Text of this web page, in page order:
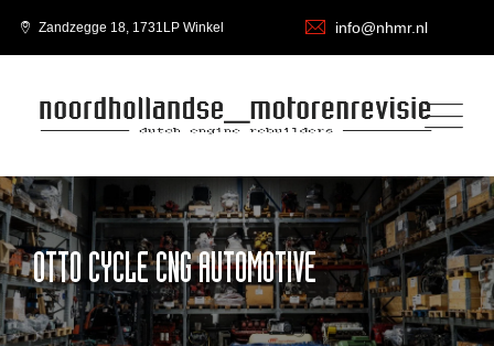
Zandzegge 18, 1731LP Winkel info@nhmr.nl
OTTO CYCLE CNG AUTOMOTIVE